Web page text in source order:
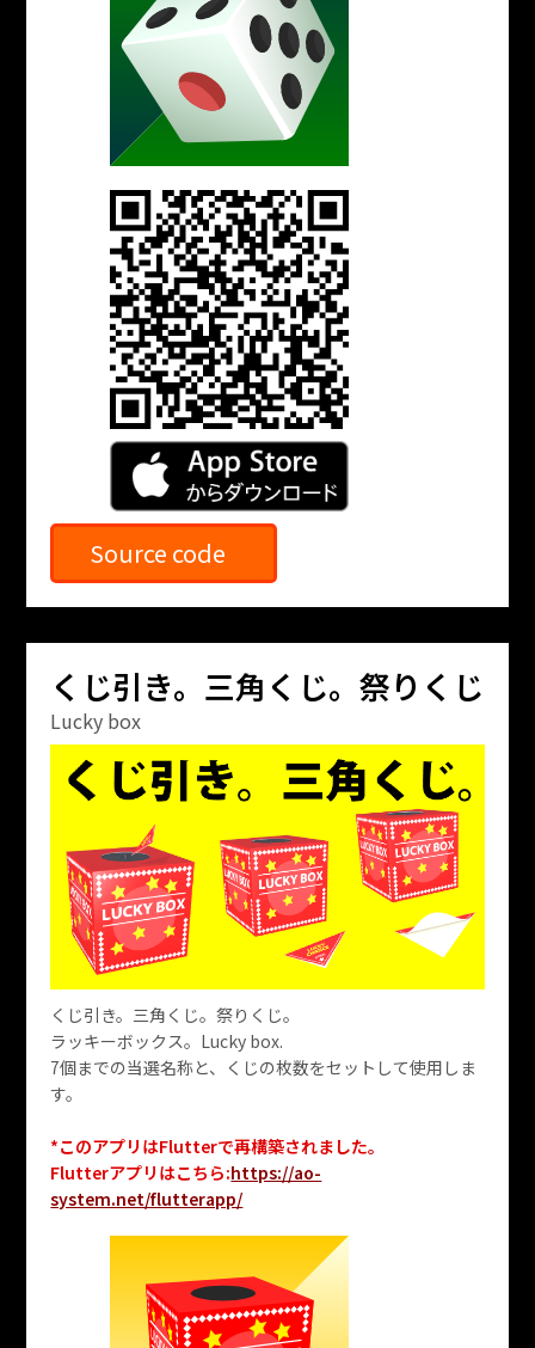
Source code
くじ引き。三角くじ。祭りくじ
Lucky box
くじ引き。三角くじ。祭りくじ。
ラッキーボックス。Lucky box.
7個までの当選名称と、くじの枚数をセットして使用しま
す。
*このアプリはFlutterで再構築されました。
Flutterアプリはこちら:https://ao-
system.net/flutterapp/